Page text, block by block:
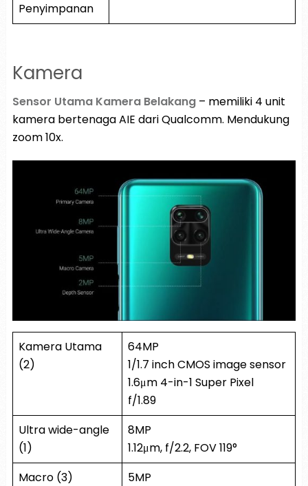
Penyimpanan
Kamera
Sensor Utama Kamera Belakang– memiliki 4 unit
kamera bertenaga AIE dari Qualcomm. Mendukung
zoom 10x.
Kamera Utama
(2)
64MP
1/1.7 inch CMOS image sensor
1.6μm 4-in-1 Super Pixel
f/1.89
Ultra wide-angle
(1)
8MP
1.12μm, f/2.2, FOV 119°
Macro (3)
5MP